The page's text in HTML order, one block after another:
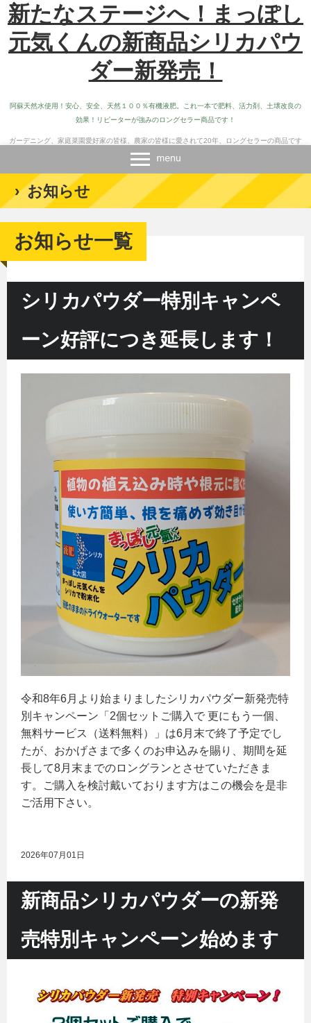
新たなステージへ！まっぽし
元気くんの新商品シリカパウ
ダー新発売！
阿蘇天然水使用！安心、安全、天然１００％有機液肥。これ一本で肥料、活力剤、土壌改良の
効果！リピーターが強みのロングセラー商品です！
ガーデニング、家庭菜園愛好家の皆様、農家の皆様に愛されて20年、ロングセラーの商品です
› お知らせ
お知らせ一覧
シリカパウダー特別キャンペ
ーン好評につき延長します！
令和8年6月より始まりましたシリカパウダー新発売特
別キャンペーン「2個セットご購入で 更にもう一個、
無料サービス（送料無料）」は6月末で終了予定でし
たが、おかげさまで多くのお申込みを賜り、期間を延
長して8月末までのロングランとさせていただきま
す。ご購入を検討戴いております方はこの機会を是非
ご活用下さい。
2026年07月01日
新商品シリカパウダーの新発
売特別キャンペーン始めます